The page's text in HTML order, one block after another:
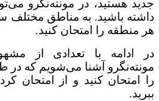
جدید هستید، در مونته‌نگرو
داشته باشید. به مناطق مختلف
هر منطقه را امتحان کنید.
در ادامه با تعدادی از
مونته‌نگرو آشنا می‌شویم که در
را امتحان کنید و از امتحان
ببرید.